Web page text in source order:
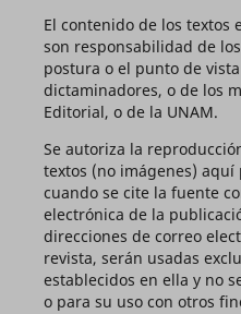
El contenido de los textos
son responsabilidad de
postura o el punto de
dictaminadores, o de los
Editorial, o de la UNAM.
Se autoriza la
textos (no imágenes)
cuando se cite la fuente
electrónica de la
direcciones de correo
revista, serán usadas
establecidos en ella y no
o para su uso con otros